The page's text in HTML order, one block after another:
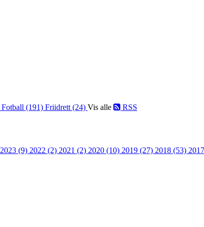
Fotball (191) Friidrett (24) Vis alle RSS
2023 (9) 2022 (2) 2021 (2) 2020 (10) 2019 (27) 2018 (53)